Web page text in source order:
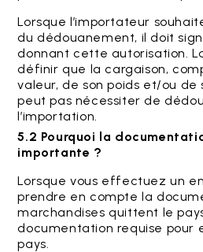
Lorsque l’importateur
du dédouanement, il doit
donnant cette autorisation.
définir que la cargaison,
valeur, de son poids et/ou de
peut pas nécessiter de
l’importation.
5.2 Pourquoi la
importante ?
Lorsque vous effectuez un
prendre en compte la
marchandises quittent le
documentation requise pour
pays.